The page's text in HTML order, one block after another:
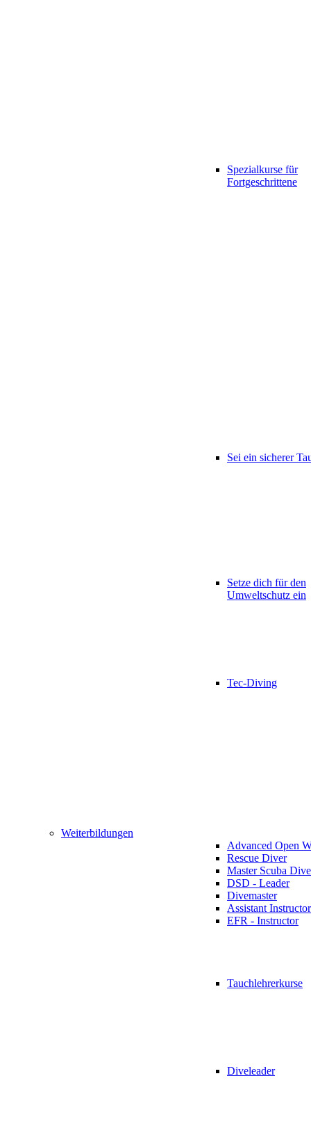
Spezialkurse für
Fortgeschrittene
Sei ein sicherer
Setze dich für den
Umweltschutz ein
Tec-Diving
Weiterbildungen
Advanced Open
Rescue Diver
Master Scuba
DSD - Leader
Divemaster
Assistant Instructor
EFR - Instructor
Tauchlehrerkurse
Diveleader